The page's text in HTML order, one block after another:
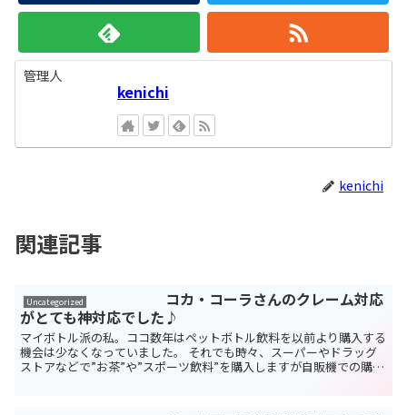
管理人
kenichi
kenichi
関連記事
Uncategorized
コカ・コーラさんのクレーム対応
がとても神対応でした♪
マイボトル派の私。ココ数年はペットボトル飲料を以前より購入する
機会は少なくなっていました。 それでも時々、スーパーやドラッグ
ストアなどで”お茶”や”スポーツ飲料”を購入しますが自販機での購入